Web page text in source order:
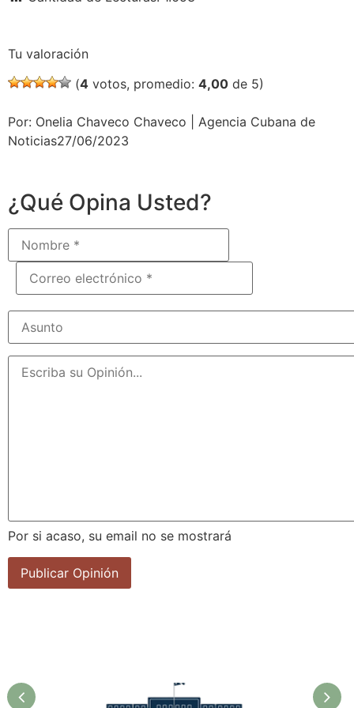
Tu valoración
(4 votos, promedio: 4,00 de 5)
Por: Onelia Chaveco Chaveco | Agencia Cubana de
Noticias27/06/2023
¿Qué Opina Usted?
Por si acaso, su email no se mostrará